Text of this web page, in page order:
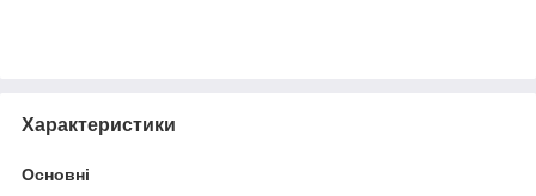
Характеристики
Основні